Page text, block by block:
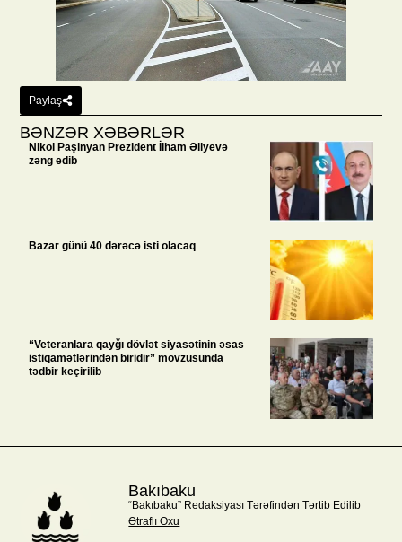
Paylaş
BƏNZƏR XƏBƏRLƏR
Nikol Paşinyan Prezident İlham Əliyevə
zəng edib
Bazar günü 40 dərəcə isti olacaq
“Veteranlara qayğı dövlət siyasətinin əsas
istiqamətlərindən biridir” mövzusunda
tədbir keçirilib
Bakıbaku
“Bakıbaku” Redaksiyası Tərəfindən Tərtib Edilib
Ətraflı Oxu